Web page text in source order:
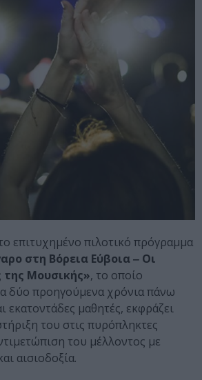
επιτυχημένο πιλοτικό πρόγραμμα
στη Βόρεια Εύβοια ‒ Οι
της Μουσικής», το οποίο
δύο προηγούμενα χρόνια πάνω
εκατοντάδες μαθητές, εκφράζει
του στις πυρόπληκτες
του μέλλοντος με
αισιοδοξία.